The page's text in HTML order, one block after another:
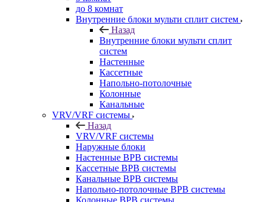
до 8 комнат
Внутренние блоки мульти сплит систем
Назад
Внутренние блоки мульти сплит
систем
Настенные
Кассетные
Напольно-потолочные
Колонные
Канальные
VRV/VRF системы
Назад
VRV/VRF системы
Наружные блоки
Настенные ВРВ системы
Кассетные ВРВ системы
Канальные ВРВ системы
Напольно-потолочные ВРВ системы
Колонные ВРВ системы